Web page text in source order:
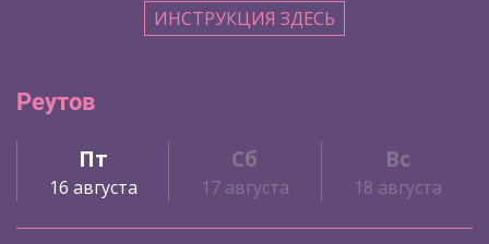
ИНСТРУКЦИЯ ЗДЕСЬ
Реутов
Пт
16 августа
Сб
17 августа
Вс
18 августа